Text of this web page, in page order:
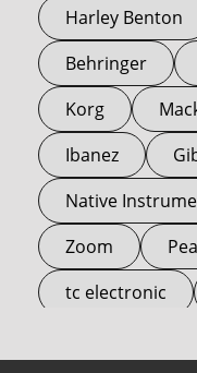
Harley Benton
Behringer
Korg
Ibanez
Native
Zoom
tc electronic